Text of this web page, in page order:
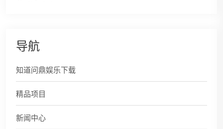
导航
知道问鼎娱乐下载
精品项目
新闻中心